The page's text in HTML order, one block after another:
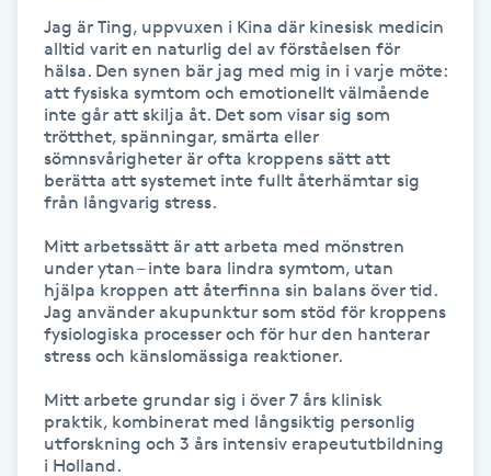
Hot yoga
Hudföryngring
Huduppstramning
Hudvård
Hyaluronsyra
Hyperhidros
Hypnos
Jag är Ting, uppvuxen i Kina där kinesisk medicin
alltid varit en naturlig del av förståelsen för
hälsa. Den synen bär jag med mig in i varje möte:
att fysiska symtom och emotionellt välmående
inte går att skilja åt. Det som visar sig som
trötthet, spänningar, smärta eller
sömnsvårigheter är ofta kroppens sätt att
berätta att systemet inte fullt återhämtar sig
från långvarig stress.
Mitt arbetssätt är att arbeta med mönstren
under ytan – inte bara lindra symtom, utan
hjälpa kroppen att återfinna sin balans över tid.
Jag använder akupunktur som stöd för kroppens
fysiologiska processer och för hur den hanterar
stress och känslomässiga reaktioner.
Mitt arbete grundar sig i över 7 års klinisk
praktik, kombinerat med långsiktig personlig
utforskning och 3 års intensiv erapeututbildning
i Holland.